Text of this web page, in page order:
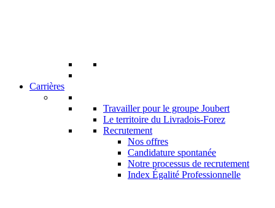
Carrières
Travailler pour le groupe Joubert
Le territoire du Livradois-Forez
Recrutement
Nos offres
Candidature spontanée
Notre processus de recrutement
Index Égalité Professionnelle